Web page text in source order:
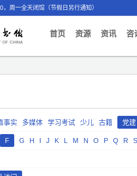
周一全天闭馆（节假日另行通知）
首页(current)
资源 资讯 咨
事实 多媒体 学习考试 少儿 古籍 党建
F G H I J K L M N O P Q R S